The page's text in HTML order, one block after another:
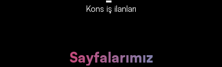
Kons iş ilanları
Sayfalarımız